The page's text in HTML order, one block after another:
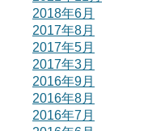
2018年6月
2017年8月
2017年5月
2017年3月
2016年9月
2016年8月
2016年7月